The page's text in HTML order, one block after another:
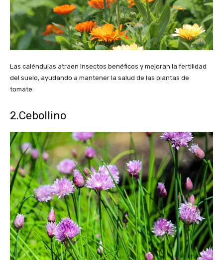
Las caléndulas atraen insectos benéficos y mejoran la fertilidad
del suelo, ayudando a mantener la salud de las plantas de
tomate.
2.Cebollino